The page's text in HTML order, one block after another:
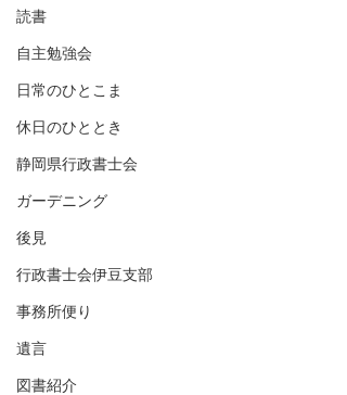
読書
自主勉強会
日常のひとこま
休日のひととき
静岡県行政書士会
ガーデニング
後見
行政書士会伊豆支部
事務所便り
遺言
図書紹介